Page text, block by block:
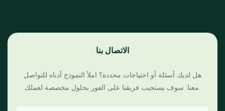
الاتصال بنا
هل لديك أسئلة أو احتياجات محددة؟ املأ النموذج أدناه للتواصل
معنا. سوف يستجيب فريقنا على الفور بحلول مخصصة لعملك.